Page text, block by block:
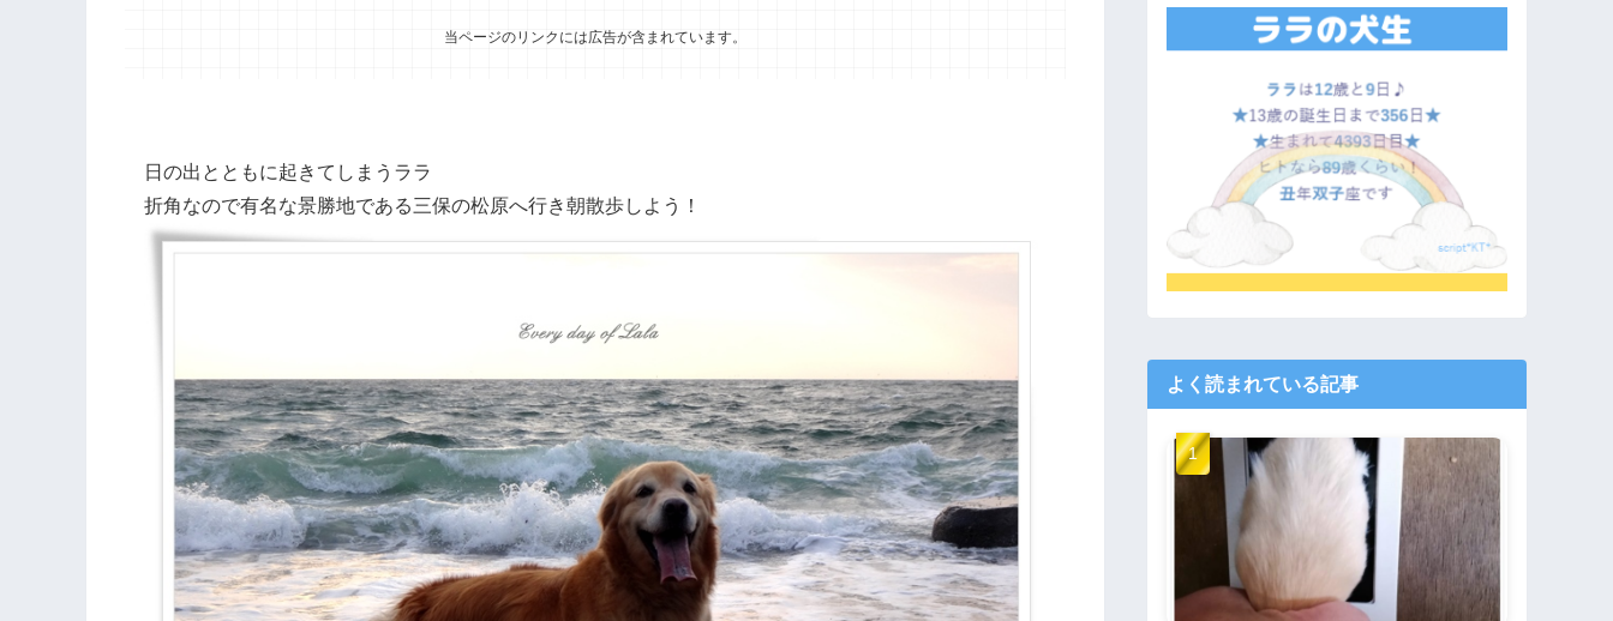
当ページのリンクには広告が含まれています。
日の出とともに起きてしまうララ
折角なので有名な景勝地である三保の松原へ行き朝散歩しよう！
よく読まれている記事